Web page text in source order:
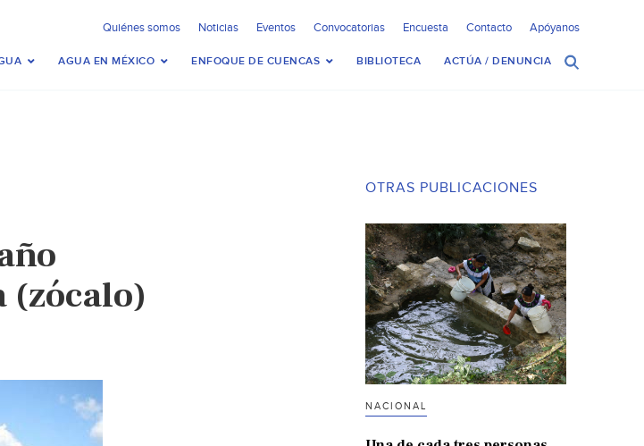
Quiénes somos Noticias Eventos Convocatorias Encuesta Contacto Apóyanos
AGUA EN MÉXICO ENFOQUE DE CUENCAS BIBLIOTECA ACTÚA / DENUNCIA
(zócalo)
OTRAS PUBLICACIONES
NACIONAL